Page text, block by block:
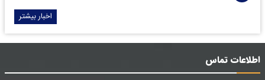
اخبار بیشتر
اطلاعات تماس